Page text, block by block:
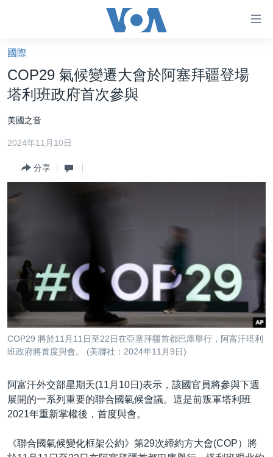
礙
鏈
接
轉
內
美國大選2024
海外港人
新聞自由
中國
國際
經貿
視頻
每日視頻新聞
美國專訊
視頻存檔
YOUTUBE頻道
音頻
新聞音頻
海外港人
港人港心
國語
關注我們
國際
COP29 氣候變遷大會於阿塞拜疆登場
塔利班政府首次參與
美國之音
2024年11月10日
分享
COP29 將於11月11日至22日在亞塞拜疆首都巴庫舉行，阿富汗塔利
班政府將首度與會。 (美聯社：2024年11月9日)
阿富汗外交部星期天(11月10日)表示，該國官員將參與下週
展開的一系列重要的聯合國氣候會議。這是前叛軍塔利班
2021年重新掌權後，首度與會。
《聯合國氣候變化框架公約》第29次締約方大會(COP）將